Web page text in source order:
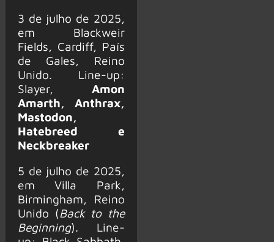
3 de julho de 2025,
em Blackweir
Fields, Cardiff, País
de Gales, Reino
Unido. Line-up:
Slayer, Amon
Amarth, Anthrax,
Mastodon,
Hatebreed e
Neckbreaker
5 de julho de 2025,
em Villa Park,
Birmingham, Reino
Unido (Back to the
Beginning). Line-